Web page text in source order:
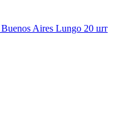
Aires Lungo 20 шт